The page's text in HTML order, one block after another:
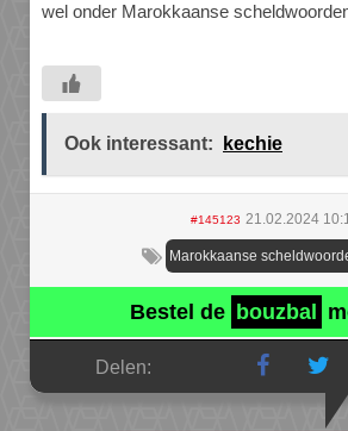
wel onder Marokkaanse
Ook interessant: kechie
#145123 21.02.2024
Marokkaanse
Bestel de bouzbal
Delen: